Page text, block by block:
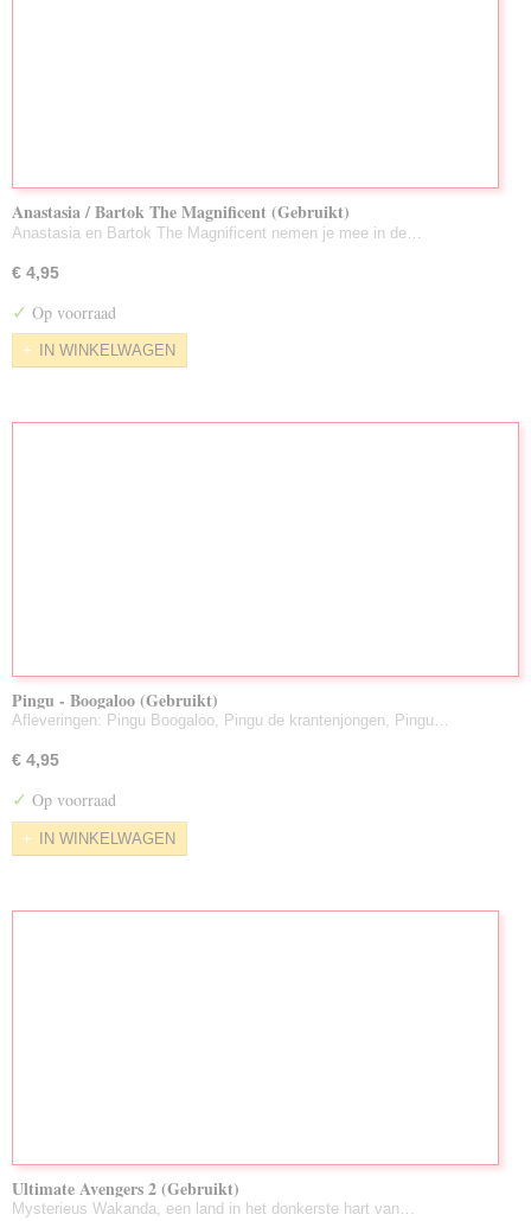
Anastasia / Bartok The Magnificent (Gebruikt)
Anastasia en Bartok The Magnificent nemen je mee in de…
€ 4,95
✓ Op voorraad
IN WINKELWAGEN
Pingu - Boogaloo (Gebruikt)
Afleveringen: Pingu Boogaloo, Pingu de krantenjongen, Pingu…
€ 4,95
✓ Op voorraad
IN WINKELWAGEN
Ultimate Avengers 2 (Gebruikt)
Mysterieus Wakanda, een land in het donkerste hart van…